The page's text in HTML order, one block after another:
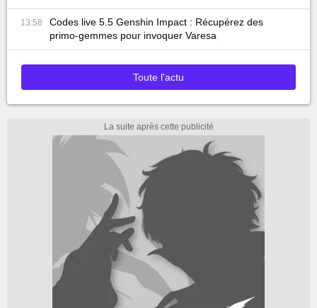
13:58
Codes live 5.5 Genshin Impact : Récupérez des
primo-gemmes pour invoquer Varesa
Toute l'actu